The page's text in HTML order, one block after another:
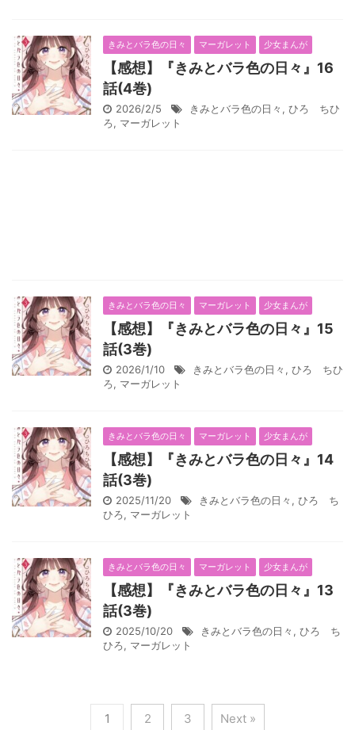
きみとバラ色の日々 マーガレット 少女まんが
【感想】『きみとバラ色の日々』16
話(4巻)
2026/2/5 きみとバラ色の日々 , ひろ ちひ
ろ, マーガレット
きみとバラ色の日々 マーガレット 少女まんが
【感想】『きみとバラ色の日々』15
話(3巻)
2026/1/10 きみとバラ色の日々 , ひろ ちひ
ろ, マーガレット
きみとバラ色の日々 マーガレット 少女まんが
【感想】『きみとバラ色の日々』14
話(3巻)
2025/11/20 きみとバラ色の日々 , ひろ ち
ひろ, マーガレット
きみとバラ色の日々 マーガレット 少女まんが
【感想】『きみとバラ色の日々』13
話(3巻)
2025/10/20 きみとバラ色の日々 , ひろ ち
ひろ, マーガレット
1 2 3 Next »